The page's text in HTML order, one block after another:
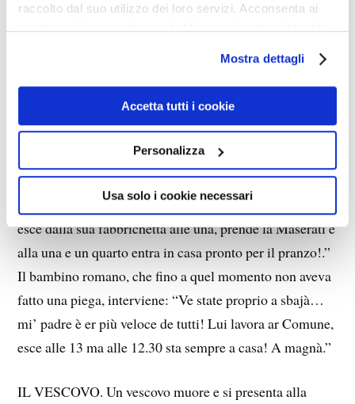
raccolto dal suo utilizzo dei loro servizi. Acconsenta ai
Mostra dettagli
Accetta tutti i cookie
Personalizza
Usa solo i cookie necessari
ti ha conciato così?’.”
IL TRIONFO DELL’INNOCENZA. Ci sono tre
bambini in campeggio. Due sono milanesi, il terzo è di
Roma. Uno dei due milanesi dice: “Il mio papi è più
veloce dei vostri. Alla una esce dalla sua fabbrichetta,
prende la Mercedes e all’una e mezza l’è a casa!.”
L’altro bambino milanese sorride e, a sua volta,
racconta: “Il mio papi è più veloce dei vostri. Anche lui
esce dalla sua fabbrichetta alle una, prende la Maserati e
alla una e un quarto entra in casa pronto per il pranzo!.”
Il bambino romano, che fino a quel momento non aveva
fatto una piega, interviene: “Ve state proprio a sbajà…
mi’ padre è er più veloce de tutti! Lui lavora ar Comune,
esce alle 13 ma alle 12.30 sta sempre a casa! A magnà.”
IL VESCOVO. Un vescovo muore e si presenta alla